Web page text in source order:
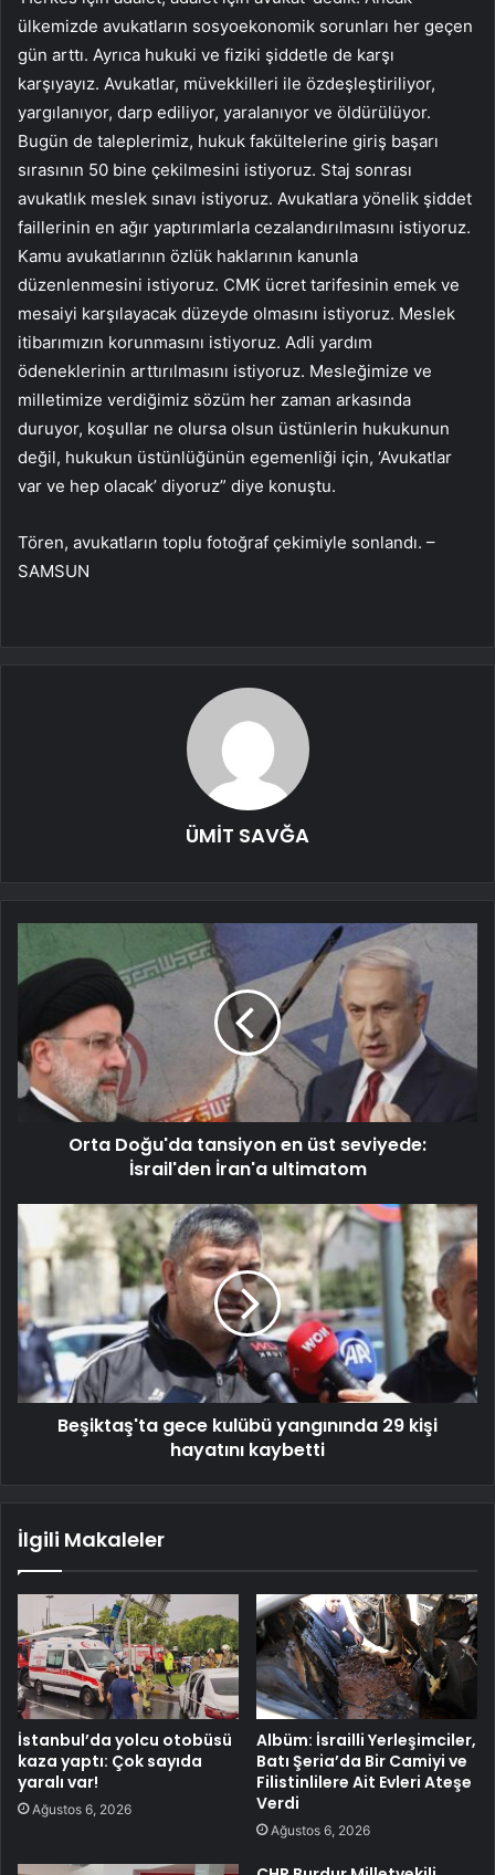
ülkemizde avukatların sosyoekonomik sorunları her geçen
gün arttı. Ayrıca hukuki ve fiziki şiddetle de karşı
karşıyayız. Avukatlar, müvekkilleri ile özdeşleştiriliyor,
yargılanıyor, darp ediliyor, yaralanıyor ve öldürülüyor.
Bugün de taleplerimiz, hukuk fakültelerine giriş başarı
sırasının 50 bine çekilmesini istiyoruz. Staj sonrası
avukatlık meslek sınavı istiyoruz. Avukatlara yönelik şiddet
faillerinin en ağır yaptırımlarla cezalandırılmasını istiyoruz.
Kamu avukatlarının özlük haklarının kanunla
düzenlenmesini istiyoruz. CMK ücret tarifesinin emek ve
mesaiyi karşılayacak düzeyde olmasını istiyoruz. Meslek
itibarımızın korunmasını istiyoruz. Adli yardım
ödeneklerinin arttırılmasını istiyoruz. Mesleğimize ve
milletimize verdiğimiz sözüm her zaman arkasında
duruyor, koşullar ne olursa olsun üstünlerin hukukunun
değil, hukukun üstünlüğünün egemenliği için, ‘Avukatlar
var ve hep olacak’ diyoruz” diye konuştu.
Tören, avukatların toplu fotoğraf çekimiyle sonlandı. –
SAMSUN
ÜMİT SAVĞA
Orta Doğu'da tansiyon en üst seviyede:
İsrail'den İran'a ultimatom
Beşiktaş'ta gece kulübü yangınında 29 kişi
hayatını kaybetti
İlgili Makaleler
İstanbul’da yolcu otobüsü
kaza yaptı: Çok sayıda
yaralı var!
Ağustos 6, 2026
Albüm: İsrailli Yerleşimciler,
Batı Şeria’da Bir Camiyi ve
Filistinlilere Ait Evleri Ateşe
Verdi
Ağustos 6, 2026